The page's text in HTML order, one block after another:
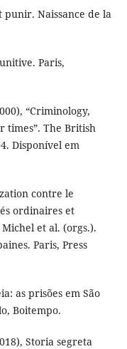
Naissance de la
Paris,
“Criminology,
times”. The British
Disponível em
contre le
ordinaires et
et al. (orgs.).
Paris, Press
as prisões em São
Boitempo.
Storia segreta